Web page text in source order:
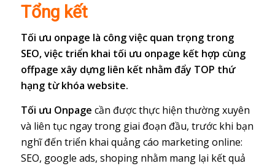
Tổng kết
Tối ưu onpage là công việc quan trọng trong
SEO, việc triển khai tối ưu onpage kết hợp cùng
offpage xây dựng liên kết nhằm đẩy TOP thứ
hạng từ khóa website.
Tối ưu Onpage cần được thực hiện thường xuyên
và liên tục ngay trong giai đoạn đầu, trước khi bạn
nghĩ đến triển khai quảng cáo marketing online:
SEO, google ads, shoping nhằm mang lại kết quả